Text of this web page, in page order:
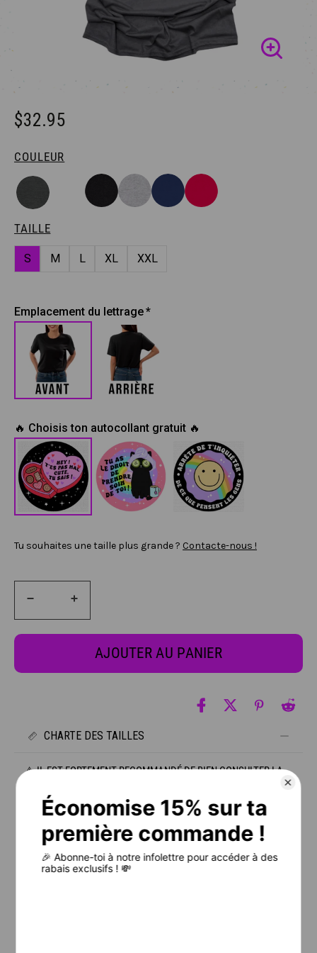
$32.95
COULEUR
TAILLE
S M L XL XXL
Emplacement du lettrage
🔥 Choisis ton autocollant gratuit 🔥
Tu souhaites une taille plus grande ? Contacte-nous !
AJOUTER AU PANIER
CHARTE DES TAILLES
⚠️ IL EST FORTEMENT RECOMMANDÉ DE BIEN CONSULTER LA